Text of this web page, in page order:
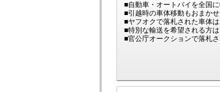
■自動車・オートバイを全国に
■引越時の車体移動もおまかせ
■ヤフオクで落札された車体
■特別な輸送を希望される方
■官公庁オークションで落札